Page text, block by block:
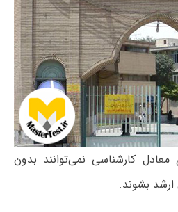
کارشناسی نمی‌توانند بدون
ارشد بشوند.